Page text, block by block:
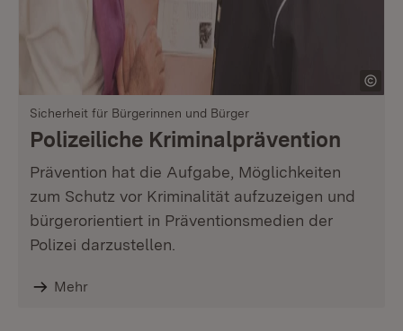
Sicherheit für Bürgerinnen und Bürger
Polizeiliche Kriminalprävention
Prävention hat die Aufgabe, Möglichkeiten
zum Schutz vor Kriminalität aufzuzeigen und
bürgerorientiert in Präventionsmedien der
Polizei darzustellen.
Mehr